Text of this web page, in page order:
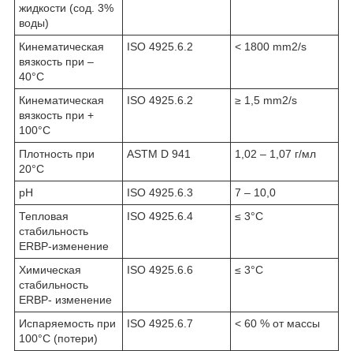
жидкости (сод. 3%
воды)
Кинематическая
вязкость при –
40°C
ISO 4925.6.2 < 1800 mm2/s
Кинематическая
вязкость при +
100°C
ISO 4925.6.2 ≥ 1,5 mm2/s
Плотность при
20°C
ASTM D 941 1,02 – 1,07 г/мл
pH ISO 4925.6.3
7 – 10,0
Тепловая
стабильность
ERBP-изменение
ISO 4925.6.4 ≤ 3°C
Химическая
стабильность
ERBP- изменение
ISO 4925.6.6 ≤ 3°C
Испаряемость при
100°C (потери)
ISO 4925.6.7 < 60 % от мaссы